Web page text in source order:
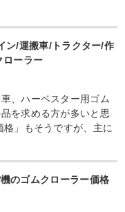
ン/運搬車/トラクター/作
ローラー
、ハーベスター用ゴム
を求める方が多いと思
」もそうですが、主に
のゴムクローラー価格